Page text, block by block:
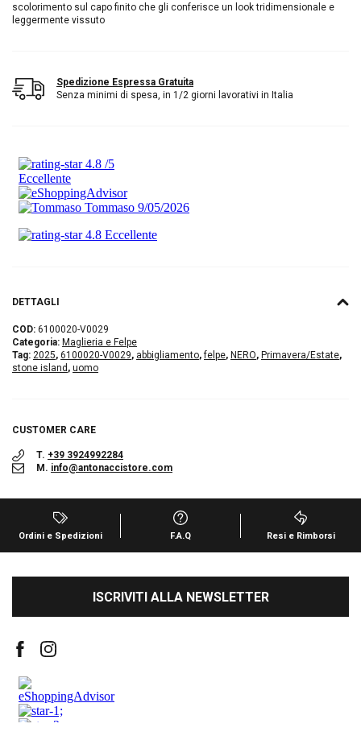
scolorimento sul capo finito che gli conferisce un look tridimensionale e
leggermente vissuto
Spedizione Espressa Gratuita
Senza minimi di spesa, in 1/2 giorni lavorativi in Italia
DETTAGLI
COD: 6100020-V0029
Categoria: Maglieria e Felpe
Tag: 2025, 6100020-V0029, abbigliamento,felpe, NERO, Primavera/Estate,
stone island , uomo
CUSTOMER CARE
T. +39 3924992284
M. info@antonaccistore.com
Ordini e Spedizioni F.A.Q Resi e Rimborsi
ISCRIVITI ALLA NEWSLETTER